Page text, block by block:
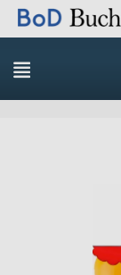
Direkt
zum
Inhalt